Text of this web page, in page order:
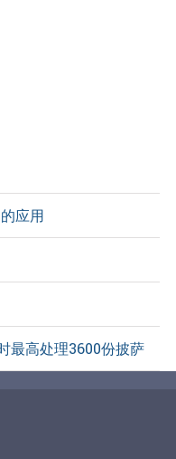
应用
最高处理3600份披萨